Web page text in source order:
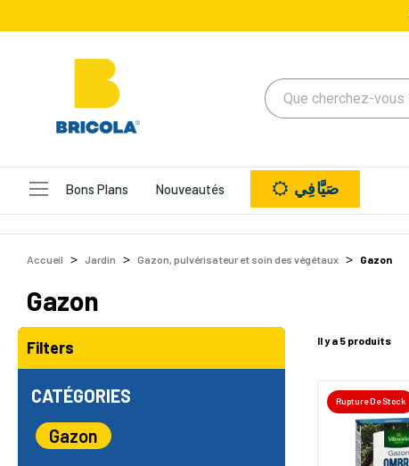
Bons Plans Nouveautés صَيَّافِي
Accueil Jardin Gazon, pulvérisateur et soin des végétaux Gazon
Gazon
Filters
CATÉGORIES
Gazon
Il y a 5 produits
Rupture De Stock